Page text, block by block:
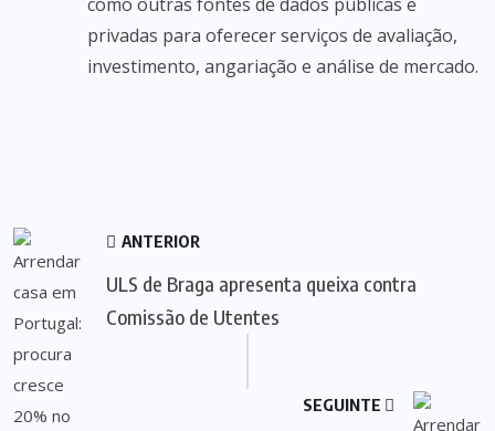
privadas para oferecer serviços de avaliação,
investimento, angariação e análise de mercado.
ANTERIOR
ULS de Braga apresenta queixa contra
Comissão de Utentes
SEGUINTE